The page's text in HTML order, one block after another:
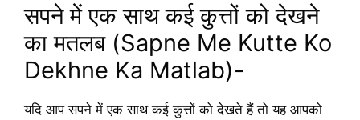
सपने में एक साथ कई कुत्तों को देखने
का मतलब (Sapne Me Kutte Ko
Dekhne Ka Matlab)-
यदि आप सपने में एक साथ कई कुत्तों को देखते हैं तो यह आपको